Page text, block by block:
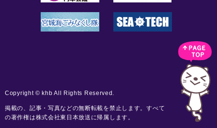
Copyright © khb All Rights Reserved.
掲載の、記事・写真などの無断転載を禁止します。すべて
の著作権は株式会社東日本放送に帰属します。